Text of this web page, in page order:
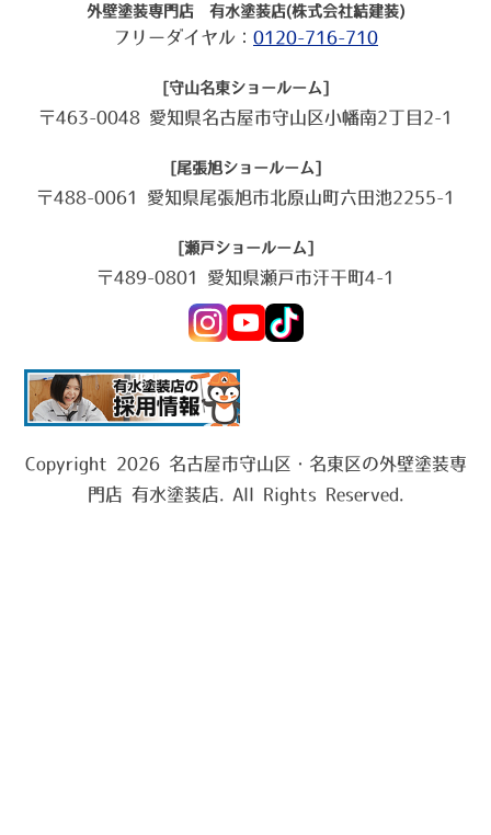
外壁塗装専門店 有水塗装店(株式会社結建装)
フリーダイヤル： 0120-716-710
[守山名東ショールーム]
〒463-0048 愛知県名古屋市守山区小幡南2丁目2-1
[尾張旭ショールーム]
〒488-0061 愛知県尾張旭市北原山町六田池2255-1
[瀬戸ショールーム]
〒489-0801 愛知県瀬戸市汗干町4-1
Copyright 2026 名古屋市守山区・名東区の外壁塗装専
門店 有水塗装店. All Rights Reserved.